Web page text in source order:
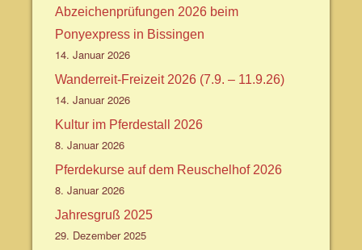
Abzeichenprüfungen 2026 beim
Ponyexpress in Bissingen
14. Januar 2026
Wanderreit-Freizeit 2026 (7.9. – 11.9.26)
14. Januar 2026
Kultur im Pferdestall 2026
8. Januar 2026
Pferdekurse auf dem Reuschelhof 2026
8. Januar 2026
Jahresgruß 2025
29. Dezember 2025